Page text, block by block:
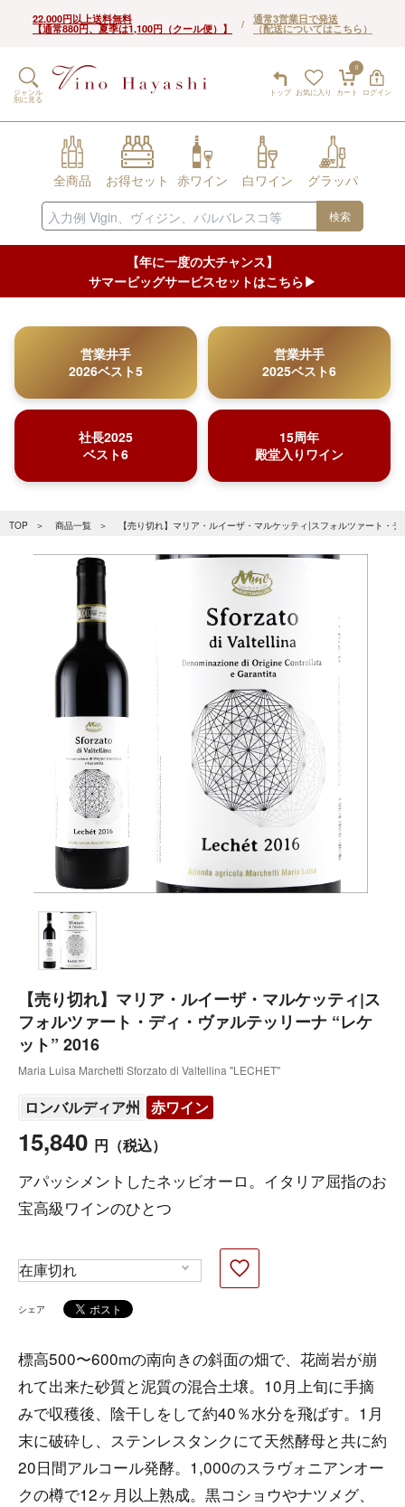
22,000円以上送料無料
【通常880円、夏季は1,100円（クール便）】 / 通常3営業日で発送
（配送についてはこちら）
トップ お気に入り
0
カート ログイン
ジャンル
別に見る
全商品 お得セット 赤ワイン 白ワイン グラッパ
検索
【年に一度の大チャンス】
サマービッグサービスセットはこちら▶︎
営業井手
2026ベスト5
営業井手
2025ベスト6
社長2025
ベスト6
15周年
殿堂入りワイン
TOP 商品一覧 【売り切れ】マリア・ルイーザ・マルケッティ|スフォルツァート・
【売り切れ】マリア・ルイーザ・マルケッティ|ス
フォルツァート・ディ・ヴァルテッリーナ “レケ
ット” 2016
Maria Luisa Marchetti Sforzato di Valtellina "LECHET"
ロンバルディア州 赤ワイン
15,840 円 （税込）
アパッシメントしたネッビオーロ。イタリア屈指のお
宝高級ワインのひとつ
シェア
標高500〜600mの南向きの斜面の畑で、花崗岩が崩
れて出来た砂質と泥質の混合土壌。10月上旬に手摘
みで収穫後、陰干しをして約40％水分を飛ばす。1月
末に破砕し、ステンレスタンクにて天然酵母と共に約
20日間アルコール発酵。1,000のスラヴォニアンオー
クの樽で12ヶ月以上熟成。黒コショウやナツメグ、